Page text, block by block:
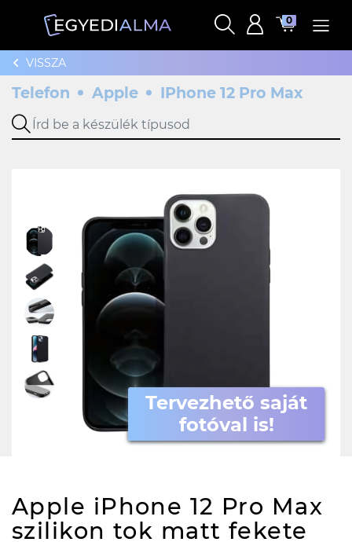
0
VISSZA
Telefon Apple IPhone 12 Pro Max
Tervezhető saját
fotóval is!
Apple iPhone 12 Pro Max
szilikon tok matt fekete